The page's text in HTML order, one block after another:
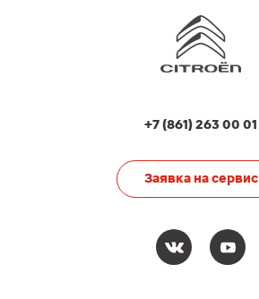
+7 (861) 263 00 01
Заявка на сервис